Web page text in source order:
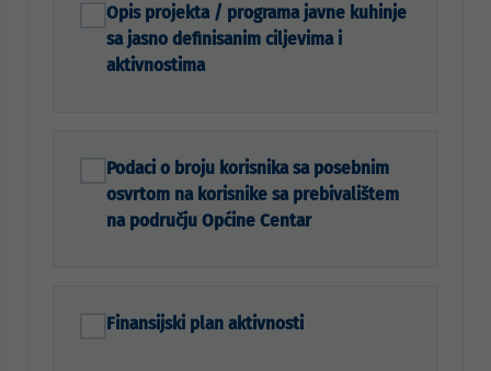
Opis projekta / programa javne kuhinje
sa jasno definisanim ciljevima i
aktivnostima
Podaci o broju korisnika sa posebnim
osvrtom na korisnike sa prebivalištem
na području Općine Centar
Finansijski plan aktivnosti